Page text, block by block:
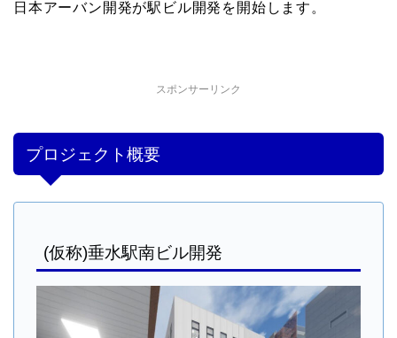
日本アーバン開発が駅ビル開発を開始します。
スポンサーリンク
プロジェクト概要
(仮称)垂水駅南ビル開発